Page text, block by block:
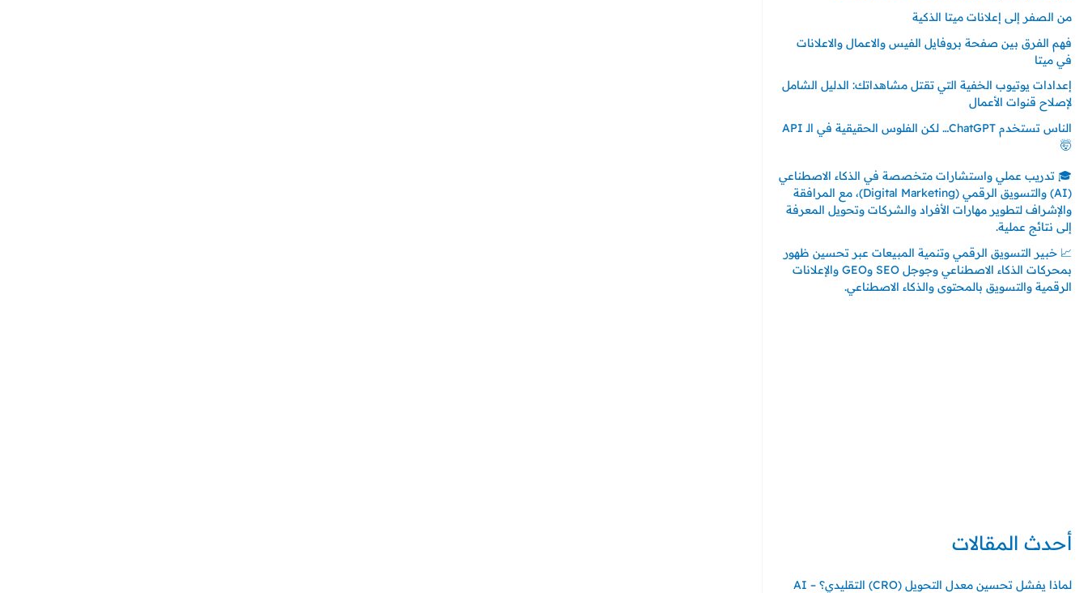
من الصفر إلى إعلانات ميتا الذكية
فهم الفرق بين صفحة بروفايل الفيس والاعمال والاعلانات
في ميتا
إعدادات يوتيوب الخفية التي تقتل مشاهداتك: الدليل الشامل
لإصلاح قنوات الأعمال
الناس تستخدم ChatGPT… لكن الفلوس الحقيقية في الـ API
🤯
🎓 تدريب عملي واستشارات متخصصة في الذكاء الاصطناعي
(AI) والتسويق الرقمي (Digital Marketing)، مع المرافقة
والإشراف لتطوير مهارات الأفراد والشركات وتحويل المعرفة
إلى نتائج عملية.
📈 خبير التسويق الرقمي وتنمية المبيعات عبر تحسين ظهور
بمحركات الذكاء الاصطناعي وجوجل SEO وGEO والإعلانات
الرقمية والتسويق بالمحتوى والذكاء الاصطناعي.
أحدث المقالات
لماذا يفشل تحسين معدل التحويل (CRO) التقليدي؟ – AI